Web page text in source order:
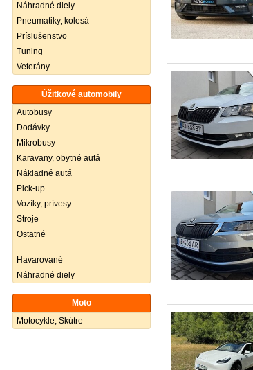
Náhradné diely
Pneumatiky, kolesá
Príslušenstvo
Tuning
Veterány
Úžitkové automobily
Autobusy
Dodávky
Mikrobusy
Karavany, obytné autá
Nákladné autá
Pick-up
Vozíky, prívesy
Stroje
Ostatné
Havarované
Náhradné diely
Moto
Motocykle, Skútre